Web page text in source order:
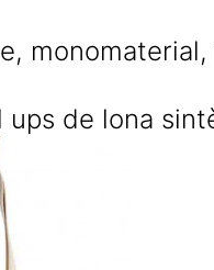
ups de lona